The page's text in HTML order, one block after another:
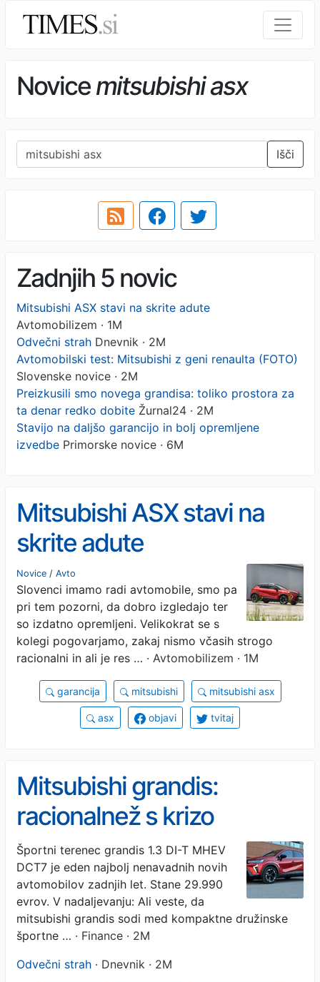
Novicemitsubishi asx
Išči
Zadnjih 5 novic
Mitsubishi ASX stavi na skrite adute
Avtomobilizem · 1M
Odvečni strah Dnevnik · 2M
Avtomobilski test: Mitsubishi z geni renaulta (FOTO)
Slovenske novice · 2M
Preizkusili smo novega grandisa: toliko prostora za
ta denar redko dobite Žurnal24 · 2M
Stavijo na daljšo garancijo in bolj opremljene
izvedbe Primorske novice · 6M
Mitsubishi ASX stavi na
skrite adute
Novice / Avto
Slovenci imamo radi avtomobile, smo pa
pri tem pozorni, da dobro izgledajo ter
so izdatno opremljeni. Velikokrat se s
kolegi pogovarjamo, zakaj nismo včasih strogo
racionalni in ali je res … · Avtomobilizem · 1M
garancija mitsubishi mitsubishi asx
asx objavi tvitaj
Mitsubishi grandis:
racionalnež s krizo
identitete
Športni terenec grandis 1.3 DI-T MHEV
DCT7 je eden najbolj nenavadnih novih
avtomobilov zadnjih let. Stane 29.990
evrov. V nadaljevanju: Ali veste, da
mitsubishi grandis sodi med kompaktne družinske
športne … · Finance · 2M
Odvečni strah · Dnevnik · 2M